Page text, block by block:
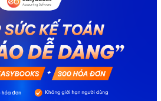
quyết toán thuế của bạn. Kế